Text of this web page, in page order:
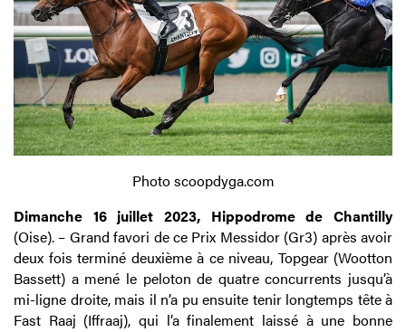
Photo scoopdyga.com
Dimanche 16 juillet 2023, Hippodrome de Chantilly
(Oise). – Grand favori de ce Prix Messidor (Gr3) après avoir
deux fois terminé deuxième à ce niveau, Topgear (Wootton
Bassett) a mené le peloton de quatre concurrents jusqu’à
mi-ligne droite, mais il n’a pu ensuite tenir longtemps tête à
Fast Raaj (Iffraaj), qui l’a finalement laissé à une bonne